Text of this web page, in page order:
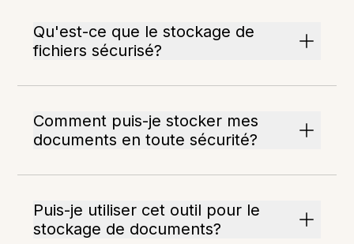
Qu'est-ce que le stockage de
fichiers sécurisé?
Comment puis-je stocker mes
documents en toute sécurité?
Puis-je utiliser cet outil pour le
stockage de documents?